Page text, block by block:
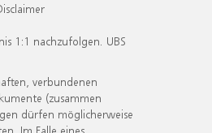
1:1 nachzufolgen. UBS
verbundenen
(zusammen
dürfen möglicherweise